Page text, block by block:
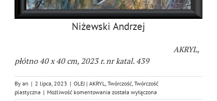
Niżewski Andrzej
AKRYL,
płótno 40 x 40 cm, 2023 r. nr katal. 439
By an | 2 lipca, 2023 | OLEJ | AKRYL, Twórczość, Twórczość
plastyczna | Możliwość komentowania STRUKTURALNY
została wyłączona